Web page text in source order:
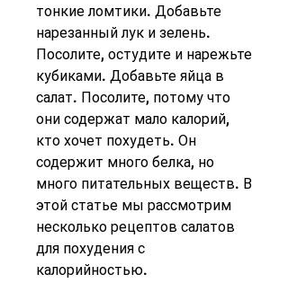
тонкие ломтики. Добавьте
нарезанный лук и зелень.
Посолите, остудите и нарежьте
кубиками. Добавьте яйца в
салат. Посолите, потому что
они содержат мало калорий,
кто хочет похудеть. Он
содержит много белка, но
много питательных веществ. В
этой статье мы рассмотрим
несколько рецептов салатов
для похудения с
калорийностью.